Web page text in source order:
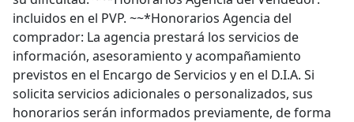
incluidos en el PVP. ~~*Honorarios Agencia del
comprador: La agencia prestará los servicios de
información, asesoramiento y acompañamiento
previstos en el Encargo de Servicios y en el D.I.A. Si
solicita servicios adicionales o personalizados, sus
honorarios serán informados previamente, de forma